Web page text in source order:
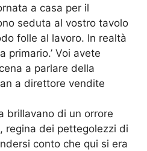
a casa per il
seduta al vostro tavolo
folle al lavoro. In realtà
primario.’ Voi avete
a parlare della
a direttore vendite
brillavano di un orrore
regina dei pettegolezzi di
conto che qui si era